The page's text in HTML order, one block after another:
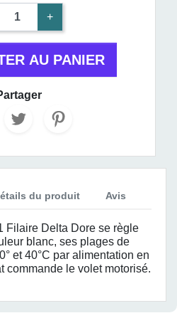
+
AU PANIER
du produit Avis
Filaire Delta Dore se règle
blanc, ses plages de
et 40°C par alimentation en
commande le volet motorisé.